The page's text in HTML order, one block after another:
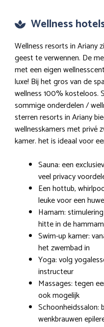
Wellness
Wellness resorts in Ariany
geest te verwennen. De
met een eigen
luxe! Bij het gros van de
wellness 100% kosteloos.
sommige onderdelen /
sterren resorts in Ariany
wellnesskamers met privé
kamer. het is ideaal voor
Sauna: een
veel privacy
Een hottub,
leuke voor een
Hamam:
hitte in de hammam
Swim-up kamer:
het zwembad in
Yoga: volg
instructeur
Massages: tegen
ook mogelijk
Schoonheidssalon:
wenkbrauwen